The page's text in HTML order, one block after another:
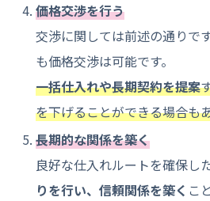
価格交渉を行う
交渉に関しては前述の通りで
も価格交渉は可能です。
一括仕入れや長期契約を提案
を下げることができる場合も
長期的な関係を築く
良好な仕入れルートを確保し
りを行い、信頼関係を築く こ